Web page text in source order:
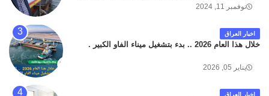
داخل مطار البصرة الدولي اليوم الاثنين على الطريق
كان سبب الحادث يعود لتصادم عجلته مع عجلة نوع كيا بنكو
تابعة لشركة الهلال الماسكة لإعمار مطار البصرة الدولي .
سائلين الله عز وجل ان يتغمد الفقيد بواسع رحمته ، و انا
نوفمبر 11, 2024
اخبار العراق
خلال هذا العام 2026 .. بدء بتشغيل ميناء الفاو الكبير .
يناير 05, 2026
اخبار العراق